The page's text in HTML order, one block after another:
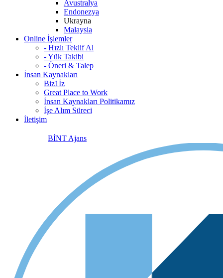
Avustralya
Endonezya
Ukrayna
Malaysia
Online İşlemler
- Hızlı Teklif Al
- Yük Takibi
- Öneri & Talep
İnsan Kaynakları
Biz1İz
Great Place to Work
İnsan Kaynakları Politikamız
İşe Alım Süreci
İletişim
BİNT Ajans